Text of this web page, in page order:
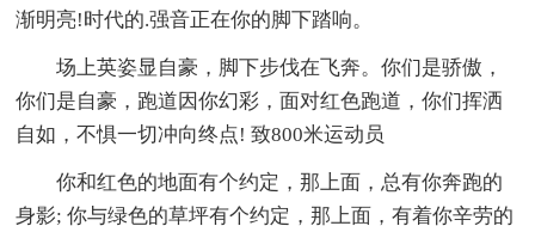
渐明亮!时代的.强音正在你的脚下踏响。
场上英姿显自豪，脚下步伐在飞奔。你们是骄傲，
你们是自豪，跑道因你幻彩，面对红色跑道，你们挥洒
自如，不惧一切冲向终点! 致800米运动员
你和红色的地面有个约定，那上面，总有你奔跑的
身影; 你与绿色的草坪有个约定，那上面，有着你辛劳的